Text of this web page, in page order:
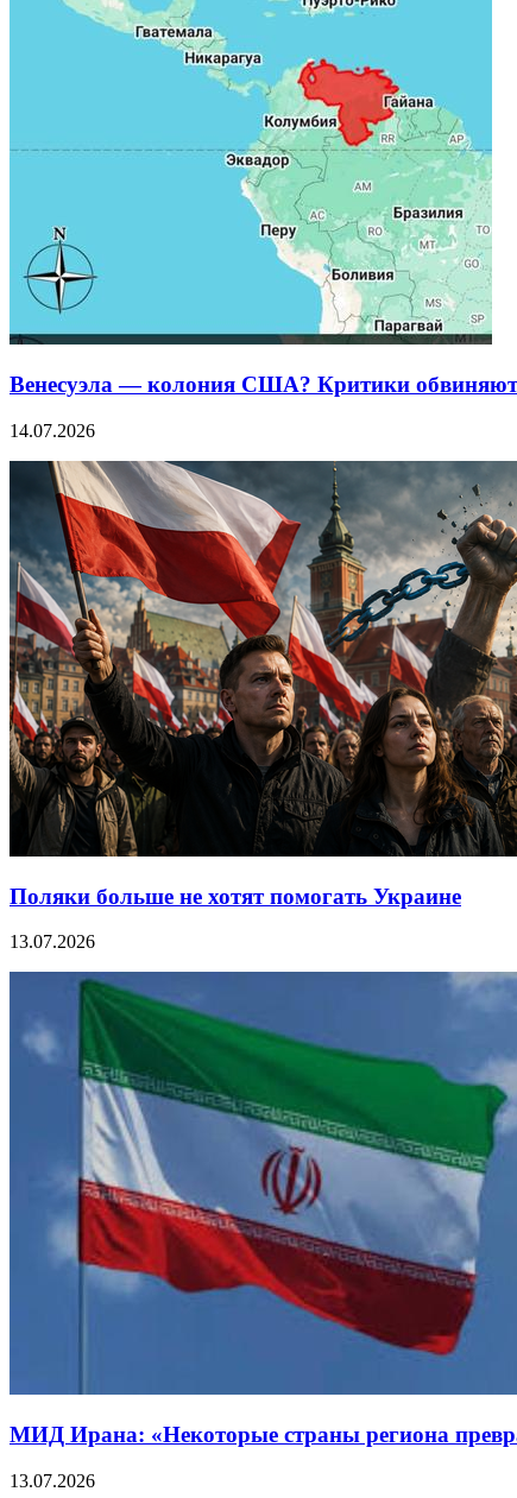
Венесуэла — колония США? Критики обвиняют
14.07.2026
Поляки больше не хотят помогать Украине
13.07.2026
МИД Ирана: «Некоторые страны региона
13.07.2026